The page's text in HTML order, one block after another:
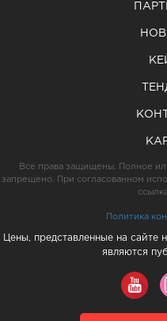
Все права защищены. Полное
запрещено. При согласованном
Политика
Цены, представленные на
являются